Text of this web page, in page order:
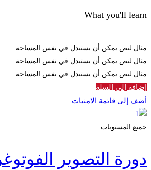
What you'll learn
مثال لنص يمكن أن يستبدل في نفس المساحة.
مثال لنص يمكن أن يستبدل في نفس المساحة.
مثال لنص يمكن أن يستبدل في نفس المساحة.
إضافة إلى السلة
أضف إلى قائمة الامنيات
جميع المستويات
دورة التصوير